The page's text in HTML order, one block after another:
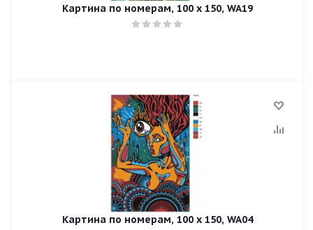
Картина по номерам, 100 x 150, WA19
Картина по номерам, 100 x 150, WA04